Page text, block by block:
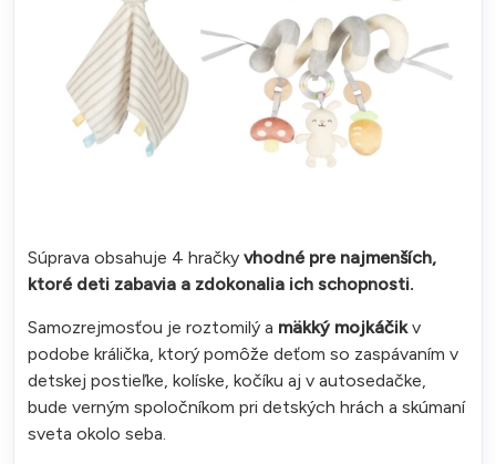
Súprava obsahuje 4 hračky vhodné pre najmenších,
ktoré deti zabavia a zdokonalia ich schopnosti.
Samozrejmosťou je roztomilý a mäkký mojkáčikv
podobe králička, ktorý pomôže deťom so zaspávaním v
detskej postieľke, kolíske, kočíku aj v autosedačke,
bude verným spoločníkom pri detských hrách a skúmaní
sveta okolo seba.